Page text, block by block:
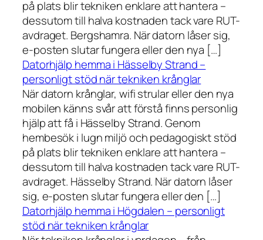
på plats blir tekniken enklare att hantera –
dessutom till halva kostnaden tack vare RUT-
avdraget. Bergshamra. När datorn låser sig,
e-posten slutar fungera eller den nya […]
Datorhjälp hemma i Hässelby Strand –
personligt stöd när tekniken krånglar
När datorn krånglar, wifi strular eller den nya
mobilen känns svår att förstå finns personlig
hjälp att få i Hässelby Strand. Genom
hembesök i lugn miljö och pedagogiskt stöd
på plats blir tekniken enklare att hantera –
dessutom till halva kostnaden tack vare RUT-
avdraget. Hässelby Strand. När datorn låser
sig, e-posten slutar fungera eller den […]
Datorhjälp hemma i Högdalen – personligt
stöd när tekniken krånglar